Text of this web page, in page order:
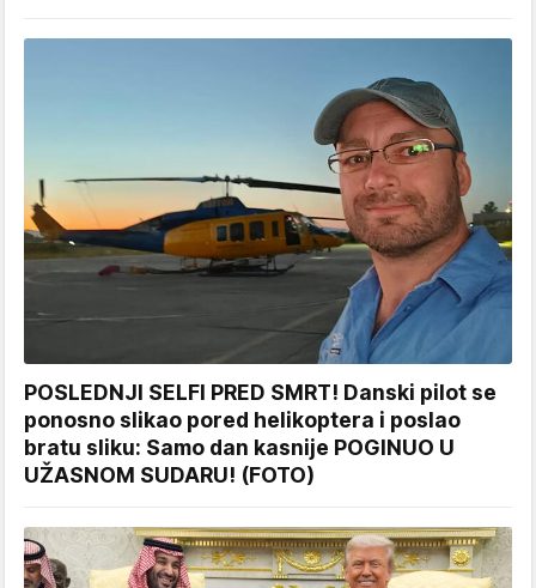
POSLEDNJI SELFI PRED SMRT! Danski pilot se
ponosno slikao pored helikoptera i poslao
bratu sliku: Samo dan kasnije POGINUO U
UŽASNOM SUDARU! (FOTO)